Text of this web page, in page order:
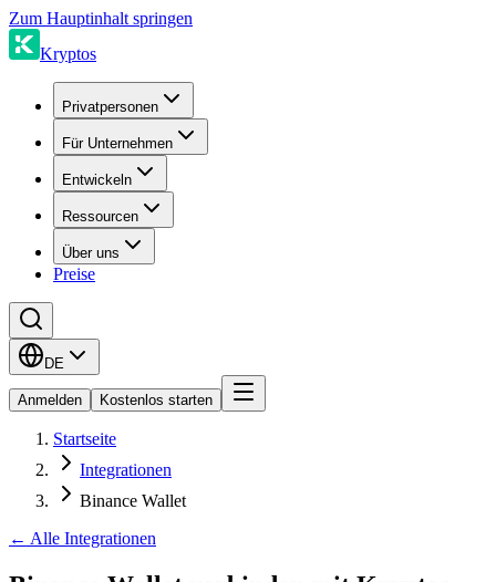
Zum Hauptinhalt springen
Kryptos
Privatpersonen
Für Unternehmen
Entwickeln
Ressourcen
Über uns
Preise
DE
Anmelden Kostenlos starten
Startseite
Integrationen
Binance Wallet
← Alle Integrationen